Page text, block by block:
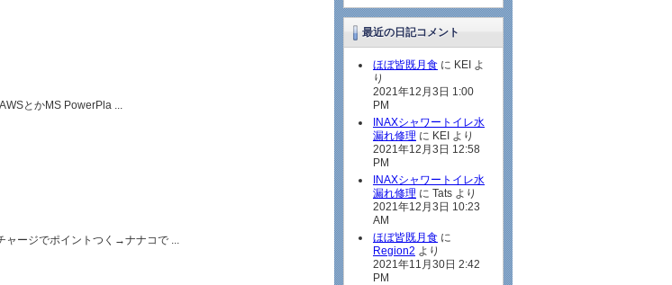
とかMS PowerPla ...
ャージでポイントつく→ナナコで ...
最近の日記コメント
ほぼ皆既月食 に KEI よ
り
2021年12月3日 1:00
PM
INAXシャワートイレ水
漏れ修理 に KEI より
2021年12月3日 12:58
PM
INAXシャワートイレ水
漏れ修理 に Tats より
2021年12月3日 10:23
AM
ほぼ皆既月食 に
Region2 より
2021年11月30日 2:42
PM